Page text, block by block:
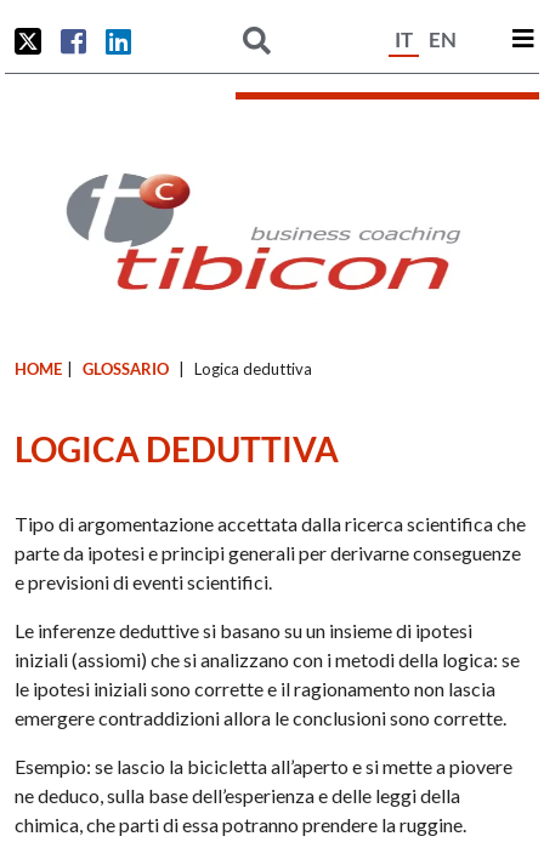
IT EN
HOME GLOSSARIO Logica deduttiva
LOGICA DEDUTTIVA
Tipo di argomentazione accettata dalla ricerca scientifica che
parte da ipotesi e principi generali per derivarne conseguenze
e previsioni di eventi scientifici.
Le inferenze deduttive si basano su un insieme di ipotesi
iniziali (assiomi) che si analizzano con i metodi della logica: se
le ipotesi iniziali sono corrette e il ragionamento non lascia
emergere contraddizioni allora le conclusioni sono corrette.
Esempio: se lascio la bicicletta all’aperto e si mette a piovere
ne deduco, sulla base dell’esperienza e delle leggi della
chimica, che parti di essa potranno prendere la ruggine.